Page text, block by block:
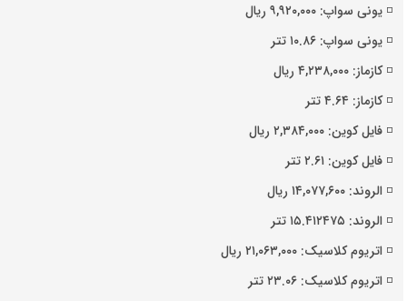
◽️ یونی سواپ: ۹,۹۲۰,۰۰۰ ریال
◽️ یونی سواپ: ۱۰.۸۶ تتر
◽️ کازماز: ۴,۲۳۸,۰۰۰ ریال
◽️ کازماز: ۴.۶۴ تتر
◽️ فایل کوین: ۲,۳۸۴,۰۰۰ ریال
◽️ فایل کوین: ۲.۶۱ تتر
◽️ الروند: ۱۴,۰۷۷,۶۰۰ ریال
◽️ الروند: ۱۵.۴۱۲۴۷۵ تتر
◽️ اتریوم کلاسیک: ۲۱,۰۶۳,۰۰۰ ریال
◽️ اتریوم کلاسیک: ۲۳.۰۶ تتر